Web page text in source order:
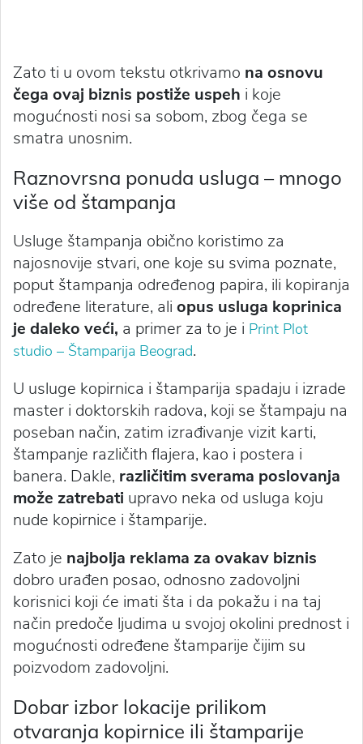
Zato ti u ovom tekstu otkrivamo na osnovu
čega ovaj biznis postiže uspeh i koje
mogućnosti nosi sa sobom, zbog čega se
smatra unosnim.
Raznovrsna ponuda usluga – mnogo
više od štampanja
Usluge štampanja obično koristimo za
najosnovije stvari, one koje su svima poznate,
poput štampanja određenog papira, ili kopiranja
određene literature, ali opus usluga koprinica
je daleko veći, a primer za to je i Print Plot
studio – Štamparija Beograd.
U usluge kopirnica i štamparija spadaju i izrade
master i doktorskih radova, koji se štampaju na
poseban način, zatim izrađivanje vizit karti,
štampanje različith flajera, kao i postera i
banera. Dakle, različitim sverama poslovanja
može zatrebati upravo neka od usluga koju
nude kopirnice i štamparije.
Zato je najbolja reklama za ovakav biznis
dobro urađen posao, odnosno zadovoljni
korisnici koji će imati šta i da pokažu i na taj
način predoče ljudima u svojoj okolini prednost i
mogućnosti određene štamparije čijim su
poizvodom zadovoljni.
Dobar izbor lokacije prilikom
otvaranja kopirnice ili štamparije